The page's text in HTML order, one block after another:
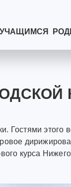
УЧАЩИМСЯ
Гостями
курса